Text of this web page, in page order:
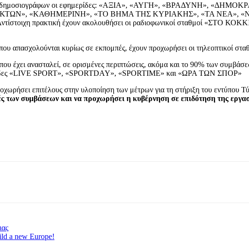
δημοσιογράφων οι εφημερίδες: «ΑΞΙΑ», «ΑΥΓΗ», «ΒΡΑΔΥΝΗ»,
«ΚΑΘΗΜΕΡΙΝΗ», «ΤΟ ΒΗΜΑ ΤΗΣ ΚΥΡΙΑΚΗΣ», «ΤΑ ΝΕΑ»,
πρακτική έχουν ακολουθήσει οι ραδιοφωνικοί σταθμοί «ΣΤΟ
απασχολούνται κυρίως σε εκπομπές, έχουν προχωρήσει οι τηλεοπτικοί
έχει ανασταλεί, σε ορισμένες περιπτώσεις, ακόμα και το 90% των
«LIVE SPORT», «SPORTDAY», «SPORTIME» και «ΩΡΑ ΤΩΝ ΣΠΟΡ»
επιτέλους στην υλοποίηση των μέτρων για τη στήριξη του εντύπου
των συμβάσεων και να προχωρήσει η κυβέρνηση σε επιδότηση της
a new Europe!